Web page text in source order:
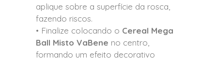
aplique sobre a superfície da rosca,
fazendo riscos.
• Finalize colocando o Cereal Mega
Ball Misto VaBene no centro,
formando um efeito decorativo